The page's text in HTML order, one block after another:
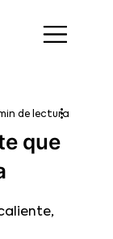
que
de lectura